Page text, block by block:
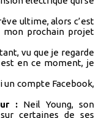
ultime, alors c’est
mon prochain projet
vu que je regarde
en ce moment, je
un compte Facebook,
: Neil Young, son
certaines de ses